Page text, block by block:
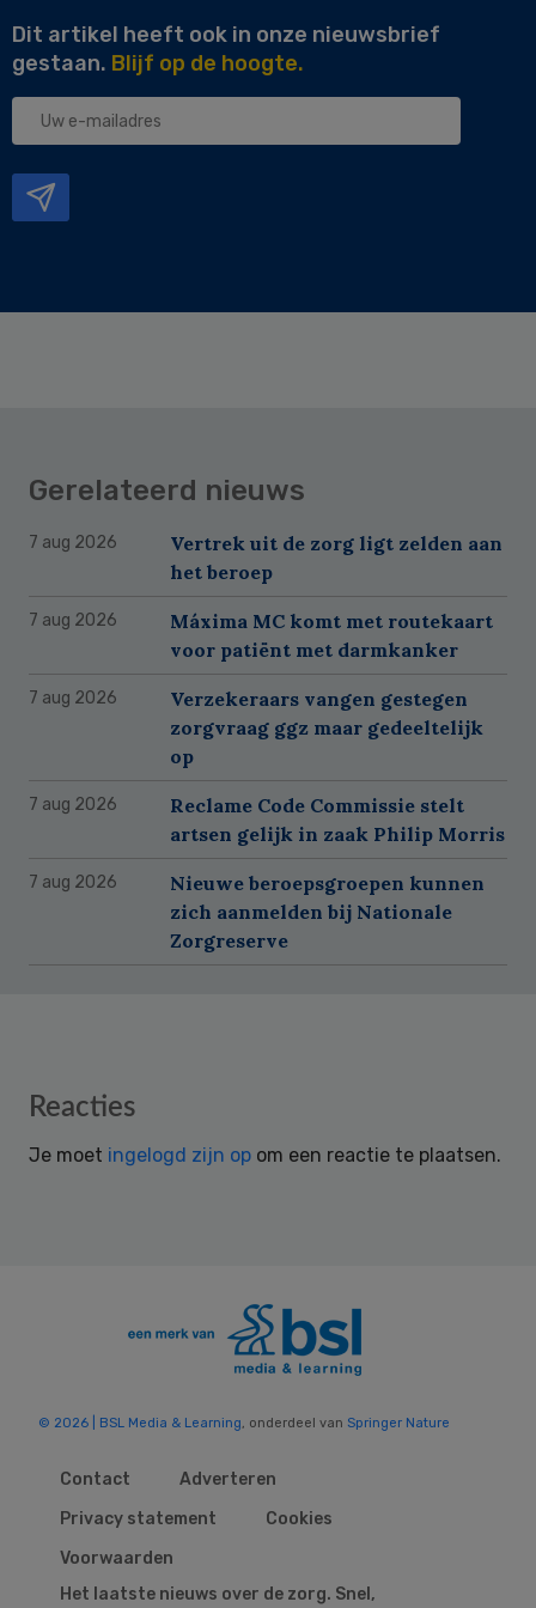
Dit artikel heeft ook in onze nieuwsbrief
gestaan. Blijf op de hoogte.
Uw
Gerelateerd nieuws
7 aug 2026
Vertrek uit de zorg ligt zelden aan
het beroep
7 aug 2026
Máxima MC komt met routekaart
voor patiënt met darmkanker
7 aug 2026
Verzekeraars vangen gestegen
zorgvraag ggz maar gedeeltelijk
op
7 aug 2026
Reclame Code Commissie stelt
artsen gelijk in zaak Philip Morris
7 aug 2026
Nieuwe beroepsgroepen kunnen
zich aanmelden bij Nationale
Zorgreserve
Reader
Reacties
Je moet ingelogd zijn op om een reactie te plaatsen.
© 2026 | BSL Media & Learning, onderdeel van Springer Nature
Contact
Adverteren
Privacy statement
Cookies
Voorwaarden
Het laatste nieuws over de zorg. Snel,